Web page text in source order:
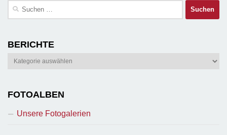
Suchen
BERICHTE
Berichte
FOTOALBEN
Unsere Fotogalerien